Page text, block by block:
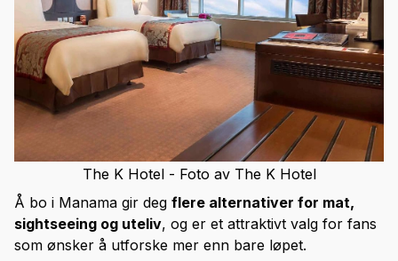
The K Hotel - Foto av The K Hotel
Å bo i Manama gir deg flere alternativer for mat,
sightseeing og uteliv, og er et attraktivt valg for fans
som ønsker å utforske mer enn bare løpet.